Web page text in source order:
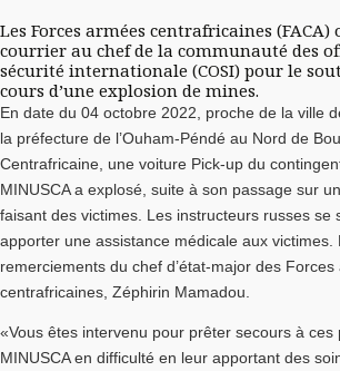
Les Forces armées centrafricaines (FACA)
courrier au chef de la communauté des
sécurité internationale (COSI) pour le
cours d’une explosion de mines.
En date du 04 octobre 2022, proche de la ville
la préfecture de l’Ouham-Péndé au Nord de
Centrafricaine, une voiture Pick-up du
MINUSCA a explosé, suite à son passage sur
faisant des victimes. Les instructeurs russes se
apporter une assistance médicale aux victimes.
remerciements du chef d’état-major des Forces
centrafricaines, Zéphirin Mamadou.
«Vous êtes intervenu pour prêter secours à ces
MINUSCA en difficulté en leur apportant des